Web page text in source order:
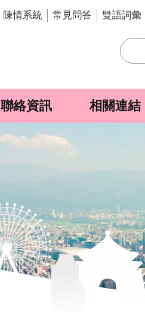
陳情系統 常見問答 雙語詞彙
聯絡資訊 相關連結